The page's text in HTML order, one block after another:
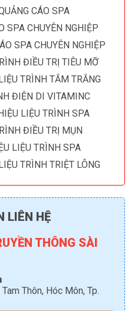
CÁO SPA
SPA CHUYÊN NGHIỆP
SPA CHUYÊN NGHIỆP
ĐIỀU TRỊ TIÊU MỠ
TRÌNH TẮM TRẮNG
ĐIỆN DI VITAMINC
LIỆU TRÌNH SPA
ĐIỀU TRỊ MỤN
LIỆU TRÌNH SPA
TRÌNH TRIỆT LÔNG
LIÊN HỆ
THÔNG SÀI
Thôn, Hóc Môn, Tp.